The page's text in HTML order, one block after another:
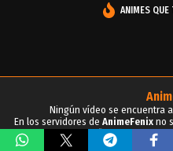
ANIMES QUE
Ningún vídeo se encuentra
En los servidores de AnimeFenix no
sub español, para tu